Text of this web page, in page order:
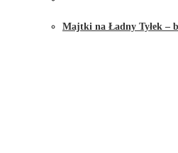
Majtki na Ładny Tyłek –